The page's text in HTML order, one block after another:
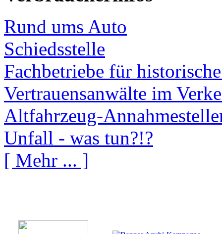
Rund ums Auto
Schiedsstelle
Fachbetriebe für
Vertrauensanwälte im
Altfahrzeug-
Unfall - was tun?!?
[ Mehr ... ]